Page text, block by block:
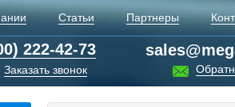
Статьи Партнеры
222-42-73
Заказать звонок